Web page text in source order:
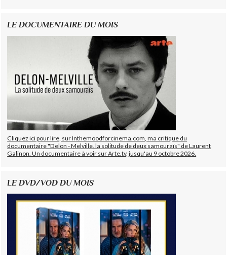
LE DOCUMENTAIRE DU MOIS
Cliquez ici pour lire, sur Inthemoodforcinema.com, ma critique du
documentaire "Delon - Melville, la solitude de deux samouraïs" de Laurent
Galinon. Un documentaire à voir sur Arte.tv, jusqu'au 9 octobre 2026.
LE DVD/VOD DU MOIS